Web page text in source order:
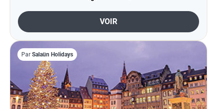
VOIR
Par Salaün Holidays